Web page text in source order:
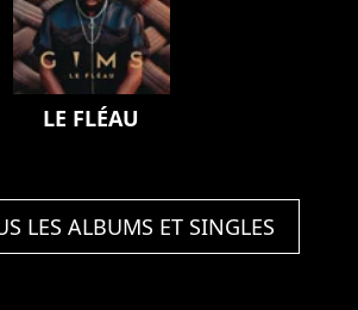
LE FLÉAU
LES ALBUMS ET SINGLES